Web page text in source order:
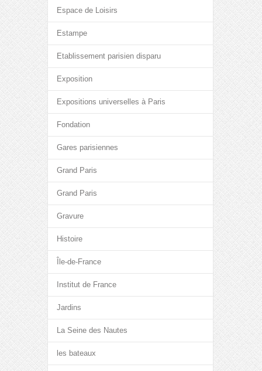
Espace de Loisirs
Estampe
Etablissement parisien disparu
Exposition
Expositions universelles à Paris
Fondation
Gares parisiennes
Grand Paris
Grand Paris
Gravure
Histoire
Île-de-France
Institut de France
Jardins
La Seine des Nautes
les bateaux